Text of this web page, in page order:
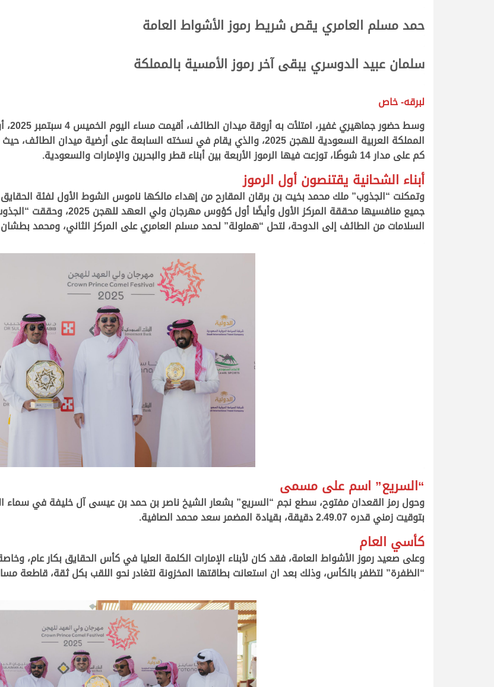
حمد مسلم العامري يقص شريط رموز الأشواط العامة
سلمان عبيد الدوسري يبقى آخر رموز الأمسية بالمملكة
لبرقه- خاص
وسط
كم على مدار 14 شوطًا، توزعت فيها الرموز الأربعة بين أبناء قطر والبحرين والإمارات والسعودية.
أبناء الشحانية يقتنصون أول الرموز
وتمكنت “الجذوب” ملك محمد بخيت بن برقان المقارح من إهداء مالكها ناموس الشوط الأول لفئة
السلامات من الطائف إلى الدوحة، لتحل “هملولة” لحمد مسلم العامري على المركز الثاني، ومحمد
“السريع” اسم على مسمى
وحول رمز القعدان مفتوح، سطع نجم “السريع” بشعار الشيخ ناصر بن حمد بن عيسى آل خليفة في
بتوقيت زمني قدره 2.49.07 دقيقة، بقيادة المضمر سعد محمد الصافية.
كأسي العام
وعلى صعيد رموز الأشواط العامة، فقد كان لأبناء الإمارات الكلمة العليا في كأس الحقايق بكار
“الظفرة” لتظفر بالكأس، وذلك بعد ان استعانت بطاقتها المخزونة لتغادر نحو اللقب بكل ثقة، قاطعة مسافة الشوط